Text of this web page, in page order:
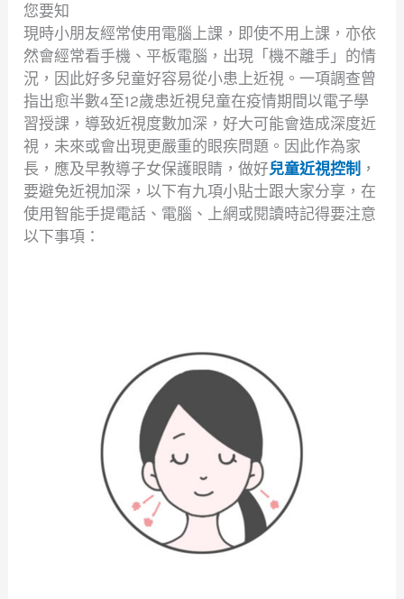
您要知
現時小朋友經常使用電腦上課，即使不用上課，亦依
然會經常看手機、平板電腦，出現「機不離手」的情
況，因此好多兒童好容易從小患上近視。一項調查曾
指出愈半數4至12歲患近視兒童在疫情期間以電子學
習授課，導致近視度數加深，好大可能會造成深度近
視，未來或會出現更嚴重的眼疾問題。因此作為家
長，應及早教導子女保護眼睛，做好兒童近視控制 ，
要避免近視加深，以下有九項小貼士跟大家分享，在
使用智能手提電話、電腦、上網或閱讀時記得要注意
以下事項：